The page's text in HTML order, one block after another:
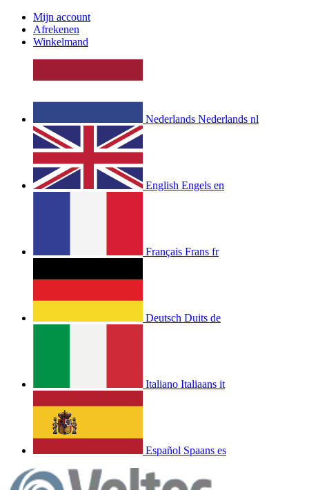
Mijn account
Afrekenen
Winkelmand
Nederlands Nederlands nl
English Engels en
Français Frans fr
Deutsch Duits de
Italiano Italiaans it
Español Spaans es